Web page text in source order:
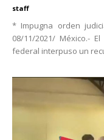
staff
* Impugna orden
08/11/2021/ México.-
federal interpuso un